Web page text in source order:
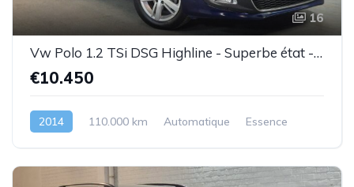
16
Vw Polo 1.2 TSi DSG Highline - Superbe état - Garantie
€10.450
2014 110.000 km Automatique Essence